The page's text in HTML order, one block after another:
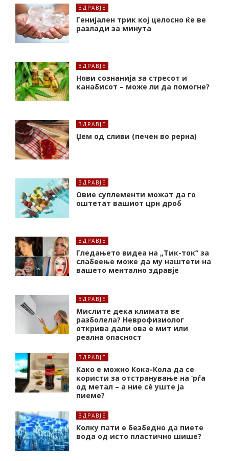
ЗДРАВЈЕ
Генијален трик кој целосно ќе ве
разлади за минута
ЗДРАВЈЕ
Нови сознанија за стресот и
канабисот – може ли да помогне?
ЗДРАВЈЕ
Џем од сливи (печен во рерна)
ЗДРАВЈЕ
Oвие суплементи можат да го
оштетат вашиот црн дроб
ЗДРАВЈЕ
Гледањето видеа на „Тик-ток“ за
слабеење може да му наштети на
вашето ментално здравје
ЗДРАВЈЕ
Мислите дека климата ве
разболела? Неврофизиолог
открива дали ова е мит или
реална опасност
ЗДРАВЈЕ
Како е можно Кока-Кола да се
користи за отстранување на ‘рѓа
од метал – а ние сè уште ја
пиеме?
ЗДРАВЈЕ
Колку пати е безбедно да пиете
вода од исто пластично шише?